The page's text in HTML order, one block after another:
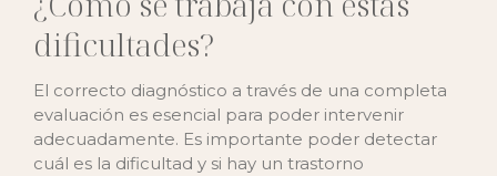
dificultades?
El correcto diagnóstico a través de una completa
evaluación es esencial para poder intervenir
adecuadamente. Es importante poder detectar
cuál es la dificultad y si hay un trastorno